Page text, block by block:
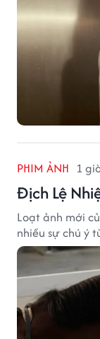
PHIM ẢNH 1
Địch Lệ
Loạt ảnh mới
nhiều sự chú ý